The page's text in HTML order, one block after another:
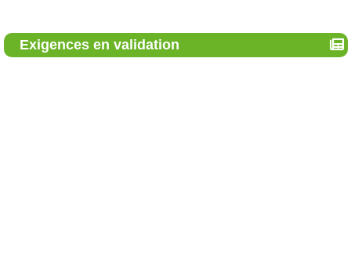
Exigences en validation